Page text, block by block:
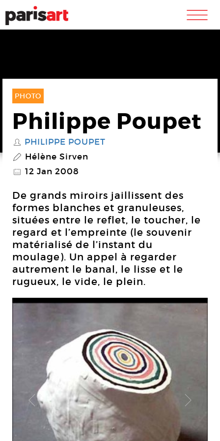
m
PHOTO
Philippe Poupet
S PHILIPPE POUPET
P Hélène Sirven
@ 12 Jan 2008
De grands miroirs jaillissent des
formes blanches et granuleuses,
situées entre le reflet, le toucher, le
regard et l’empreinte (le souvenir
matérialisé de l’instant du
moulage). Un appel à regarder
autrement le banal, le lisse et le
rugueux, le vide, le plein.